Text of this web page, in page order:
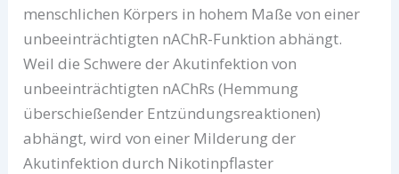
menschlichen Körpers in hohem Maße von einer
unbeeinträchtigten nAChR-Funktion abhängt.
Weil die Schwere der Akutinfektion von
unbeeinträchtigten nAChRs (Hemmung
überschießender Entzündungsreaktionen)
abhängt, wird von einer Milderung der
Akutinfektion durch Nikotinpflaster